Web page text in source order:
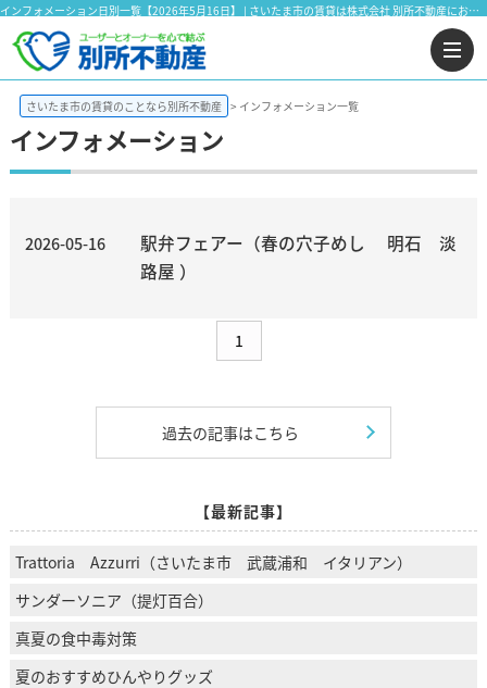
インフォメーション日別一覧【2026年5月16日】 | さいたま市の賃貸は株式会社 別所不動産にお任せ下さい！
さいたま市の賃貸のことなら別所不動産 インフォメーション一覧
インフォメーション
2026-05-16
駅弁フェアー（春の穴子めし 明石 淡
路屋 ）
1
過去の記事はこちら
【最新記事】
Trattoria Azzurri（さいたま市 武蔵浦和 イタリアン）
サンダーソニア（提灯百合）
真夏の食中毒対策
夏のおすすめひんやりグッズ